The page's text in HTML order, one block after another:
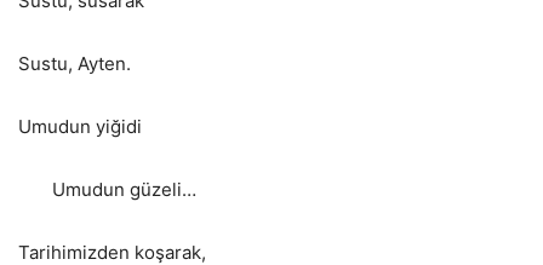
Sustu, Ayten.
Umudun yiğidi
Umudun güzeli…
Tarihimizden koşarak,